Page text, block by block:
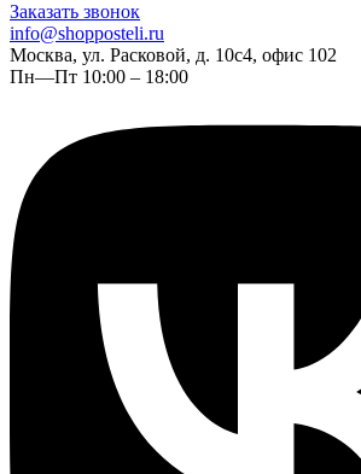
Заказать звонок
info@shopposteli.ru
Москва, ул. Расковой, д. 10с4, офис 102
Пн—Пт 10:00 – 18:00